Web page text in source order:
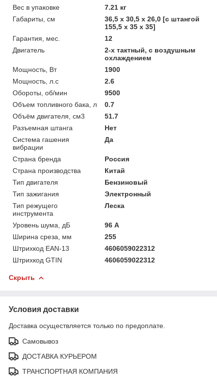
Вес в упаковке
7.21 кг
Габариты, см
36,5 х 30,5 х 26,0 [с штангой
155,5 х 35 х 35]
Гарантия, мес.
12
Двигатель
2-х тактный, с воздушным
охлаждением
Мощность, Вт
1900
Мощность, л.с
2.6
Обороты, об/мин
9500
Объем топливного бака, л
0.7
Объём двигателя, см3
51.7
Разъемная штанга
Нет
Система гашения
вибрации
Да
Страна бренда
Россия
Страна производства
Китай
Тип двигателя
Бензиновый
Тип зажигания
Электронный
Тип режущего
инструмента
Леска
Уровень шума, дБ
96 А
Ширина среза, мм
255
Штрихкод EAN-13
4606059022312
Штрихкод GTIN
4606059022312
Скрыть
Условия доставки
Доставка осуществляется только по предоплате.
Самовывоз
ДОСТАВКА КУРЬЕРОМ
ТРАНСПОРТНАЯ КОМПАНИЯ